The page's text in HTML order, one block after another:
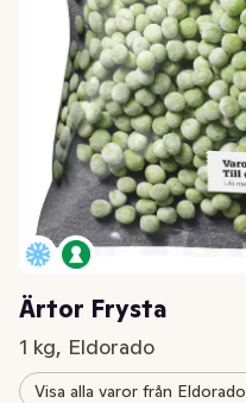
Ärtor Frysta
1 kg, Eldorado
Visa alla varor från Eldorado